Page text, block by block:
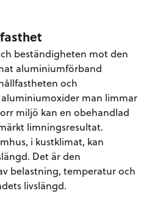
beständigheten mot den
aluminiumförband
och
man limmar
miljö kan en obehandlad
limningsresultat.
i kustklimat, kan
Det är den
belastning, temperatur och
livslängd.